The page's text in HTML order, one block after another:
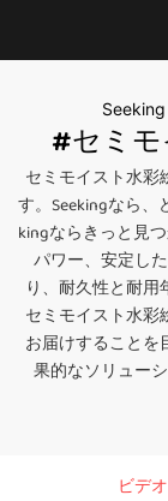
Seeking
#セミモ
セミモイスト水彩
す。Seekingなら、
kingならきっと見
パワー、安定し
り、耐久性と耐
セミモイスト水彩
お届けすることを
果的なソリュー
ビデオ